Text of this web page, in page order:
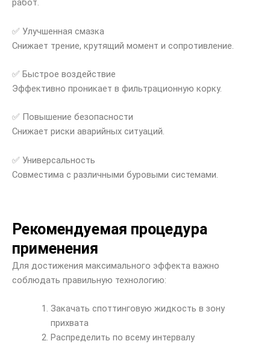
работ.
✅ Улучшенная смазка
Снижает трение, крутящий момент и сопротивление.
✅ Быстрое воздействие
Эффективно проникает в фильтрационную корку.
✅ Повышение безопасности
Снижает риски аварийных ситуаций.
✅ Универсальность
Совместима с различными буровыми системами.
Рекомендуемая процедура
применения
Для достижения максимального эффекта важно
соблюдать правильную технологию:
Закачать споттинговую жидкость в зону
прихвата
Распределить по всему интервалу